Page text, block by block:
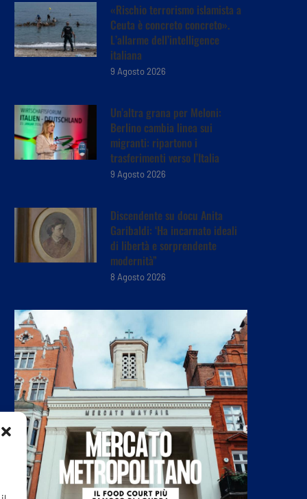
«Rischio terrorismo islamista a
Ceuta è concreto concreto».
L’allarme dell’intelligence
italiana
9 Agosto 2026
Un’altra grana per Meloni:
Berlino cambia linea sui
migranti: ripartono i
trasferimenti verso l’Italia
9 Agosto 2026
Discendente su docu Anita
Garibaldi: ‘Ha incarnato ideali
di libertà e sorprendente
modernità”
8 Agosto 2026